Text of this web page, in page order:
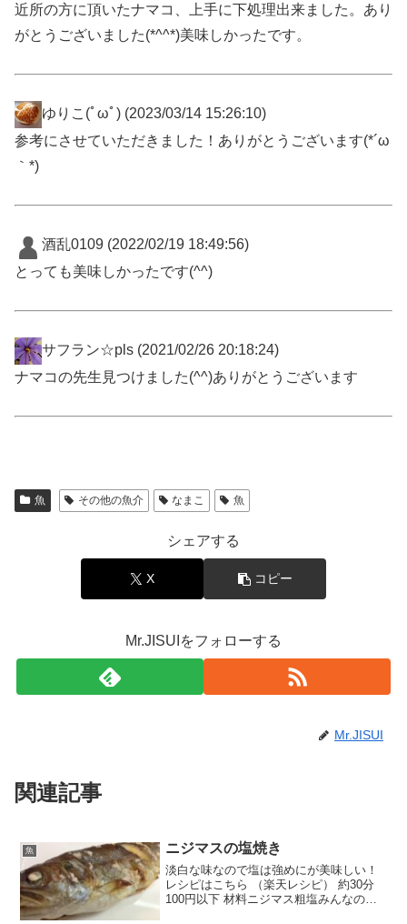
近所の方に頂いたナマコ、上手に下処理出来ました。あり
がとうございました(*^^*)美味しかったです。
ゆりこ(ﾟωﾟ) (2023/03/14 15:26:10)
参考にさせていただきました！ありがとうございます(*´ω
｀*)
酒乱0109 (2022/02/19 18:49:56)
とっても美味しかったです(^^)
サフラン☆pls (2021/02/26 20:18:24)
ナマコの先生見つけました(^^)ありがとうございます
魚 その他の魚介 なまこ 魚
シェアする
X コピー
Mr.JISUIをフォローする
Mr.JISUI
関連記事
魚 ニジマスの塩焼き
淡白な味なので塩は強めにが美味しい！
レシピはこちら （楽天レシピ） 約30分
100円以下 材料ニジマス粗塩みんなのレ